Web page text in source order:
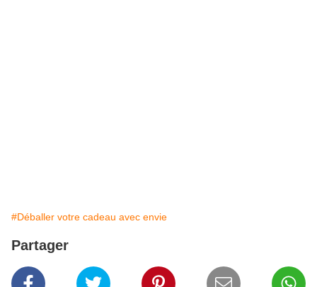
#Déballer votre cadeau avec envie
Partager